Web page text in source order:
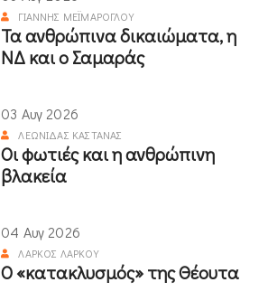
ΓΙΆΝΝΗΣ ΜΕΪΜΆΡΟΓΛΟΥ
Τα ανθρώπινα δικαιώματα, η
ΝΔ και ο Σαμαράς
03 Αυγ 2026
ΛΕΩΝΊΔΑΣ ΚΑΣΤΑΝΆΣ
Οι φωτιές και η ανθρώπινη
βλακεία
04 Αυγ 2026
ΛΆΡΚΟΣ ΛΆΡΚΟΥ
Ο «κατακλυσμός» της Θέουτα